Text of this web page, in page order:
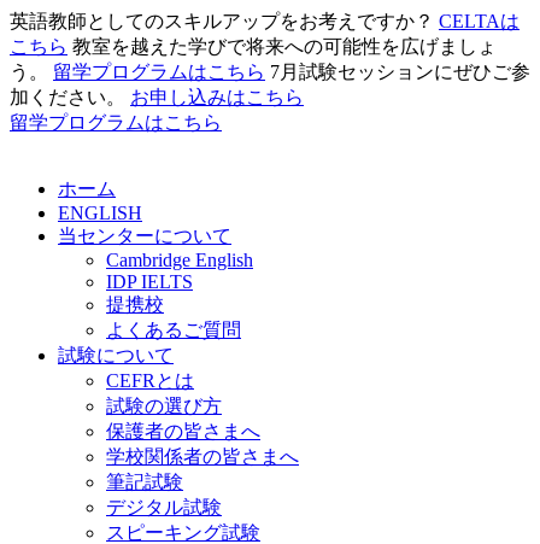
英語教師としてのスキルアップをお考えですか？ CELTAは
こちら 教室を越えた学びで将来への可能性を広げましょ
う。 留学プログラムはこちら 7月試験セッションにぜひご参
加ください。 お申し込みはこちら
留学プログラムはこちら
ホーム
ENGLISH
当センターについて
Cambridge English
IDP IELTS
提携校
よくあるご質問
試験について
CEFRとは
試験の選び方
保護者の皆さまへ
学校関係者の皆さまへ
筆記試験
デジタル試験
スピーキング試験